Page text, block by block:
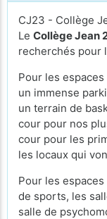
CJ23 - Collège
Le Collège Jean
recherchés pour
Pour les
un immense
un terrain de
cour pour nos
cour pour les
les locaux qui
Pour les
de sports, les
salle de